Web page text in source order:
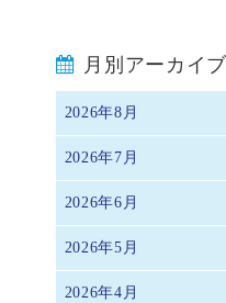
月別アーカイブ
2026年8月
2026年7月
2026年6月
2026年5月
2026年4月